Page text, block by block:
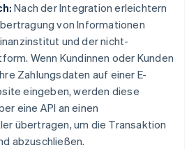
Nach der Integration erleichtern
von Informationen
und der nicht-
Wenn Kundinnen oder Kunden
Zahlungsdaten auf einer E-
eingeben, werden diese
eine API an einen
übertragen, um die Transaktion
abzuschließen.